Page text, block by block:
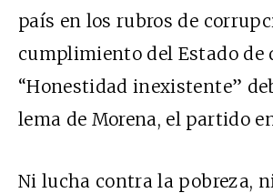
país en los rubros de
cumplimiento del Estado de
“Honestidad inexistente”
lema de Morena, el partido
Ni lucha contra la pobreza,